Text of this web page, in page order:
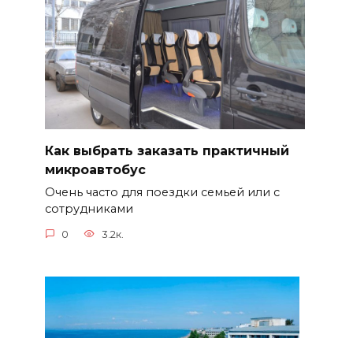
Как выбрать заказать практичный
микроавтобус
Очень часто для поездки семьей или с
сотрудниками
0 3.2к.